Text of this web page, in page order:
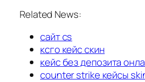
Related News:
сайт cs
ксго кейс скин
кейс без депозита
counter strike кейсы